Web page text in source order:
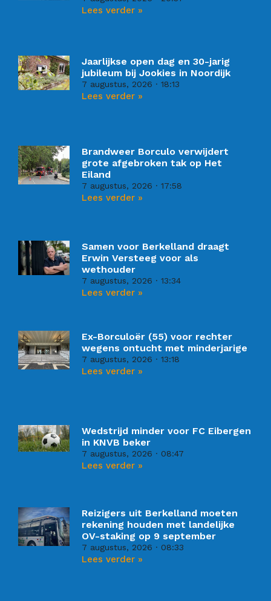
Lees verder »
Jaarlijkse open dag en 30-jarig
jubileum bij Jookies in Noordijk
7 augustus, 2026 18:13
Lees verder »
Brandweer Borculo verwijdert
grote afgebroken tak op Het
Eiland
7 augustus, 2026 17:58
Lees verder »
Samen voor Berkelland draagt
Erwin Versteeg voor als
wethouder
7 augustus, 2026 13:34
Lees verder »
Ex-Borculoër (55) voor rechter
wegens ontucht met minderjarige
7 augustus, 2026 13:18
Lees verder »
Wedstrijd minder voor FC Eibergen
in KNVB beker
7 augustus, 2026 08:47
Lees verder »
Reizigers uit Berkelland moeten
rekening houden met landelijke
OV-staking op 9 september
7 augustus, 2026 08:33
Lees verder »